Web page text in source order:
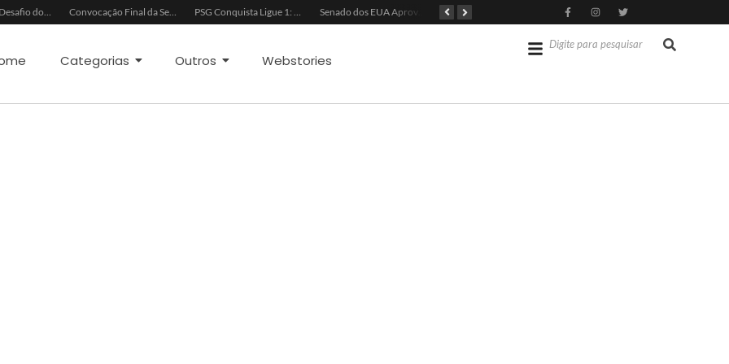
Ancelotti e o Desafio dos Goleiros na Seleção Convocação Final da Seleção Brasileira para a Copa do Mundo 2026 PSG Conquista Ligue 1: Safonov Brilha em Vitória Decisiva
Categorias Outros Webstories